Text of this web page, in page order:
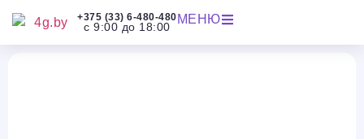
+375 (33) 6-480-480
с 9:00 до 18:00
МЕНЮ